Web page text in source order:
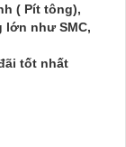
( Pít tông),
lớn như SMC,
tốt nhất